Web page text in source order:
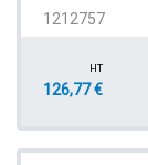
1212757
HT
126,77 €